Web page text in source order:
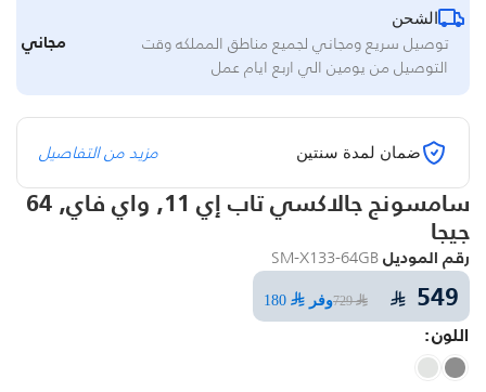
الشحن
توصيل سريع ومجاني لجميع مناطق المملكه وقت
التوصيل من يومين الي اربع ايام عمل
مجاني
ضمان لمدة سنتين مزيد من التفاصيل
سامسونج جالاكسي تاب إي 11, واي فاي, 64
جيجا
رقم الموديلSM-X133-64GB
⃁ 549
⃁ 729 وفر ⃁ 180
اللون